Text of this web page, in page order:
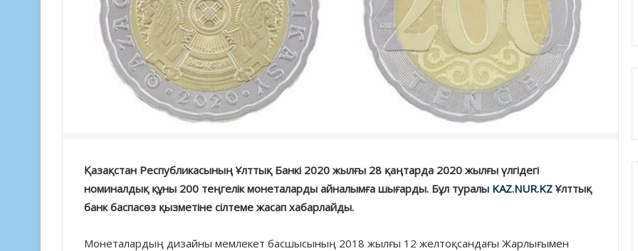
Қазақстан Республикасының Ұлттық Банкі 2020 жылғы 28 қаңтарда 2020 жылғы үлгідегі
номиналдық құны 200 теңгелік монеталарды айналымға шығарды. Бұл туралы KAZ.NUR.KZҰлттық
банк баспасөз қызметіне сілтеме жасап хабарлайды.
Монеталардың дизайны мемлекет басшысының 2018 жылғы 12 желтоқсандағы Жарлығымен